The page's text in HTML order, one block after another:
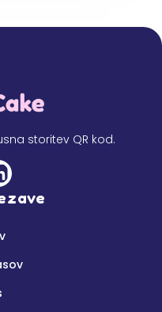
storitev QR kod.